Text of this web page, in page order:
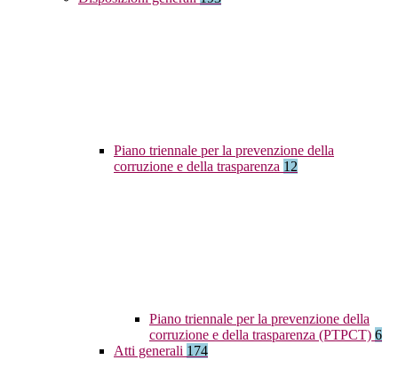
Piano triennale per la prevenzione della
corruzione e della trasparenza 12
Piano triennale per la prevenzione della
corruzione e della trasparenza (PTPCT) 6
Atti generali 174